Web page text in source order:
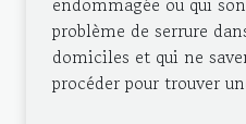
problème de serrure
domiciles et qui ne
procéder pour trouver